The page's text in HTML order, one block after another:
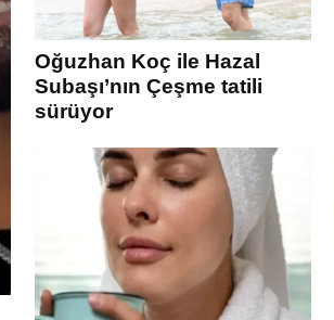
Oğuzhan Koç ile Hazal
Subaşı’nın Çeşme tatili
sürüyor